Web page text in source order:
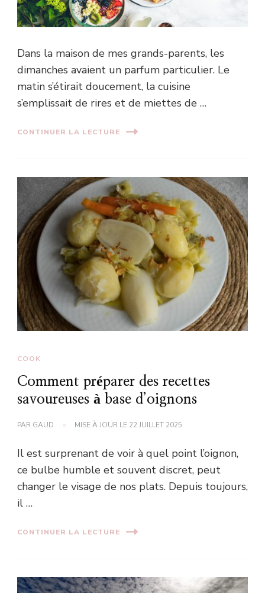
Dans la maison de mes grands-parents, les
dimanches avaient un parfum particulier. Le
matin s’étirait doucement, la cuisine
s’emplissait de rires et de miettes de …
CONTINUER LA LECTURE
COOK
Comment préparer des recettes
savoureuses à base d’oignons
PAR GAUD MISE À JOUR LE 22 JUILLET 2025
Il est surprenant de voir à quel point l’oignon,
ce bulbe humble et souvent discret, peut
changer le visage de nos plats. Depuis toujours,
il …
CONTINUER LA LECTURE